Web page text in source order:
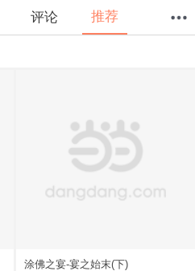
评论 推荐
涂佛之宴-宴之始末(下)